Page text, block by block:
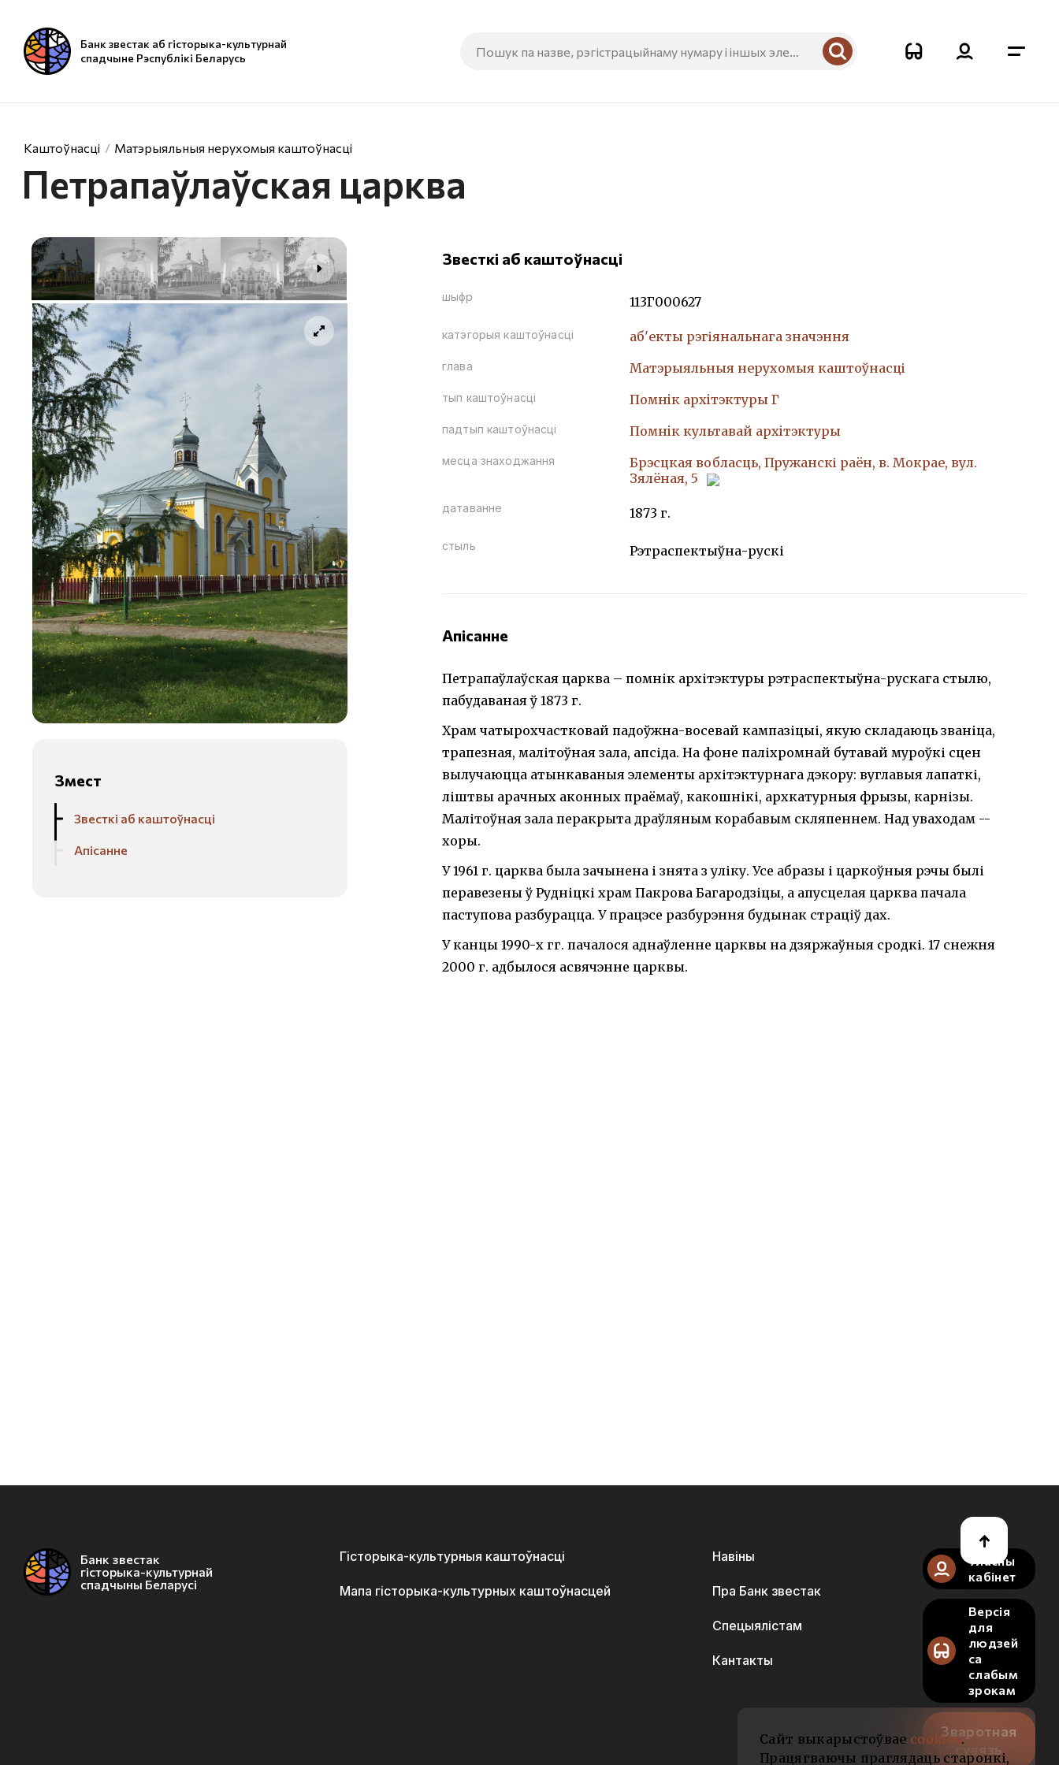
Банк звестак аб гісторыка-культурнай
спадчыне Рэспублікі Беларусь
Каштоўнасці Матэрыяльныя нерухомыя каштоўнасці
Петрапаўлаўская царква
Змест
Звесткі аб каштоўнасці
Апісанне
Звесткі аб каштоўнасці
шыфр 113Г000627
катэгорыя каштоўнасці аб'екты рэгіянальнага значэння
глава Матэрыяльныя нерухомыя каштоўнасці
тып каштоўнасці Помнiк архiтэктуры Г
падтып каштоўнасці Помнiк культавай архiтэктуры
месца знаходжання
Брэсцкая вобласць, Пружанскі раён, в. Мокрае, вул.
Зялёная, 5
датаванне 1873 г.
стыль Рэтраспектыўна-рускі
Апісанне
Петрапаўлаўская царква – помнік архітэктуры рэтраспектыўна-рускага стылю,
пабудаваная ў 1873 г.
Храм чатырохчастковай падоўжна-восевай кампазіцыі, якую складаюць званіца,
трапезная, малітоўная зала, апсіда. На фоне паліхромнай бутавай муроўкі сцен
вылучаюцца атынкаваныя элементы архітэктурнага дэкору: вуглавыя лапаткі,
ліштвы арачных аконных праёмаў, какошнікі, архкатурныя фрызы, карнізы.
Малітоўная зала перакрыта драўляным корабавым скляпеннем. Над уваходам --
хоры.
У 1961 г. царква была зачынена і знята з уліку. Усе абразы і царкоўныя рэчы былі
перавезены ў Рудніцкі храм Пакрова Багародзіцы, а апусцелая царква пачала
паступова разбурацца. У працэсе разбурэння будынак страціў дах.
У канцы 1990-х гг. пачалося аднаўленне царквы на дзяржаўныя сродкі. 17 снежня
2000 г. адбылося асвячэнне царквы.
Банк звестак
гісторыка-культурнай
спадчыны Беларусі
Гісторыка-культурныя каштоўнасці
Мапа гісторыка-культурных каштоўнасцей
Навіны
Пра Банк звестак
Спецыялістам
Кантакты
Уласны
кабінет
Версія
для
людзей
са
слабым
зрокам
Зваротная
сувязь
Сайт выкарыстоўвае cookies.
Працягваючы праглядаць старонкі,